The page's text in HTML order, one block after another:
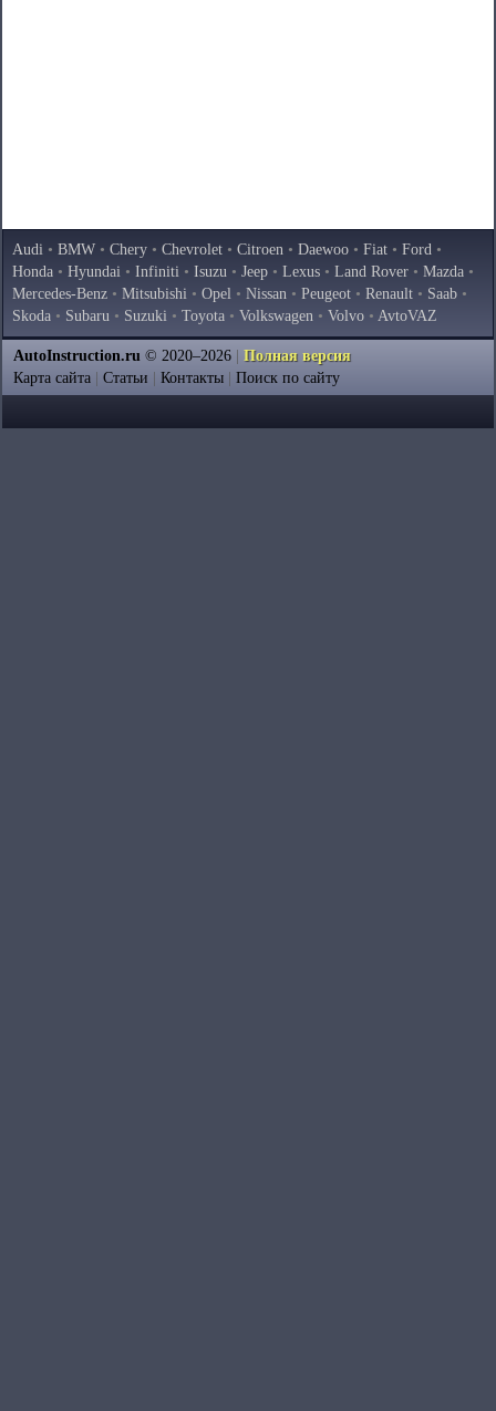
Audi • BMW • Chery • Chevrolet • Citroen • Daewoo • Fiat • Ford •
Honda • Hyundai • Infiniti • Isuzu • Jeep • Lexus • Land Rover • Mazda •
Mercedes-Benz • Mitsubishi • Opel • Nissan • Peugeot • Renault • Saab •
Skoda • Subaru • Suzuki • Toyota • Volkswagen • Volvo • AvtoVAZ
AutoInstruction.ru © 2020–2026
Полная версия
Карта сайта
Статьи Контакты Поиск по сайту